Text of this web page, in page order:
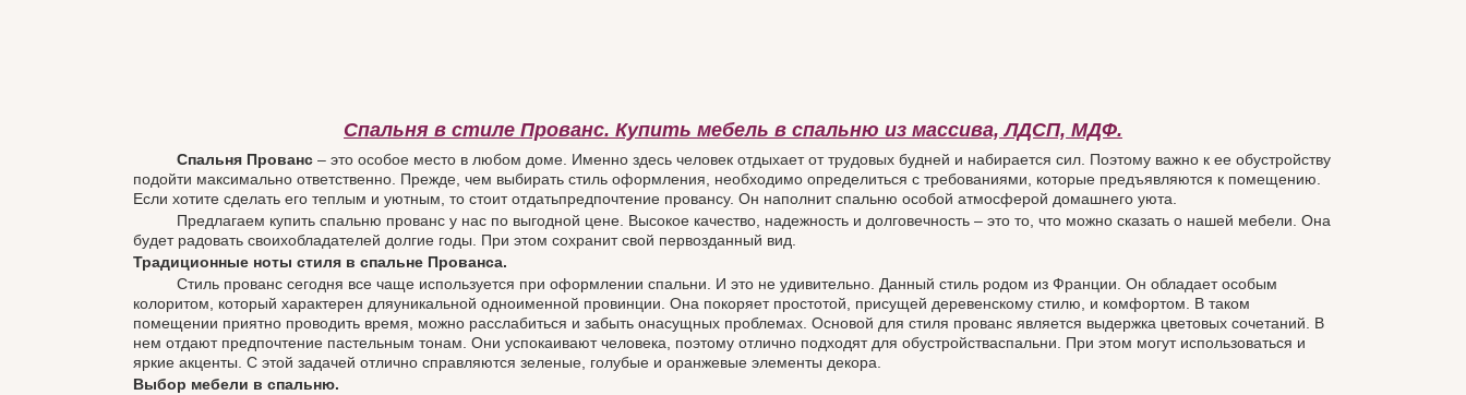
Спальня в стиле Прованс. Купить мебель в спальню из массива, ЛДСП, МДФ.
Спальня Прованс – это особое место в любом доме. Именно здесь человек отдыхает от трудовых будней и набирается сил. Поэтому важно к ее обустройству
подойти максимально ответственно. Прежде, чем выбирать стиль оформления, необходимо определиться с требованиями, которые предъявляются к помещению.
Если хотите сделать его теплым и уютным, то стоит отдатьпредпочтение провансу. Он наполнит спальню особой атмосферой домашнего уюта.
Предлагаем купить спальню прованс у нас по выгодной цене. Высокое качество, надежность и долговечность – это то, что можно сказать о нашей мебели. Она
будет радовать своихобладателей долгие годы. При этом сохранит свой первозданный вид.
Традиционные ноты стиля в спальне Прованса.
Стиль прованс сегодня все чаще используется при оформлении спальни. И это не удивительно. Данный стиль родом из Франции. Он обладает особым
колоритом, который характерен дляуникальной одноименной провинции. Она покоряет простотой, присущей деревенскому стилю, и комфортом. В таком
помещении приятно проводить время, можно расслабиться и забыть онасущных проблемах. Основой для стиля прованс является выдержка цветовых сочетаний. В
нем отдают предпочтение пастельным тонам. Они успокаивают человека, поэтому отлично подходят для обустройстваспальни. При этом могут использоваться и
яркие акценты. С этой задачей отлично справляются зеленые, голубые и оранжевые элементы декора.
Выбор мебели в спальню.